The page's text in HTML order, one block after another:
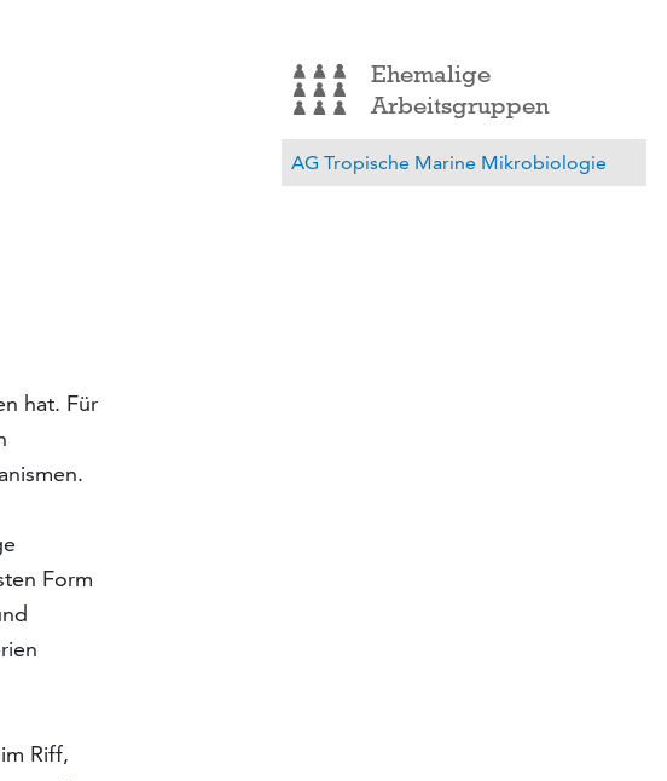
hat. Für
Form
Riff,
Ehemalige
Arbeitsgruppen
AG Tropische Marine Mikrobiologie